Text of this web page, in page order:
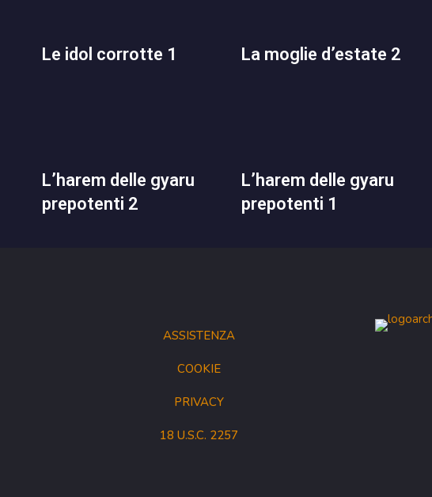
le idol corrotte 1 la moglie d’estate 2
l’harem delle gyaru
prepotenti 2
l’harem delle gyaru
prepotenti 1
ASSISTENZA
COOKIE
PRIVACY
18 U.S.C. 2257